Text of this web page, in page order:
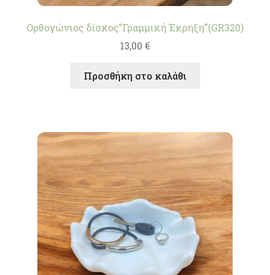
Ορθογώνιος δίσκος”Γραμμική Έκρηξη”(GR320)
13,00 €
Προσθήκη στο καλάθι